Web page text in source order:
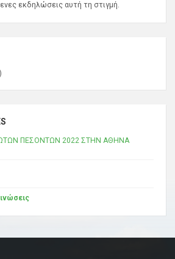
εκδηλώσεις αυτή τη στιγμή.
ΠΕΣΟΝΤΩΝ 2022 ΣΤΗΝ ΑΘΗΝΑ